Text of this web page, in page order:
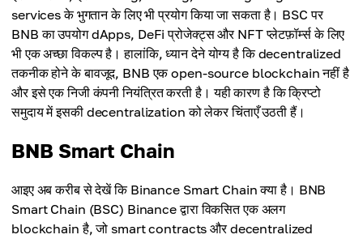
services के भुगतान के लिए भी प्रयोग किया जा सकता है। BSC पर
BNB का उपयोग dApps, DeFi प्रोजेक्ट्स और NFT प्लेटफ़ॉर्म्स के लिए
भी एक अच्छा विकल्प है। हालांकि, ध्यान देने योग्य है कि decentralized
तकनीक होने के बावजूद, BNB एक open-source blockchain नहीं है
और इसे एक निजी कंपनी नियंत्रित करती है। यही कारण है कि क्रिप्टो
समुदाय में इसकी decentralization को लेकर चिंताएँ उठती हैं।
BNB Smart Chain
आइए अब करीब से देखें कि Binance Smart Chain क्या है। BNB
Smart Chain (BSC) Binance द्वारा विकसित एक अलग
blockchain है, जो smart contracts और decentralized